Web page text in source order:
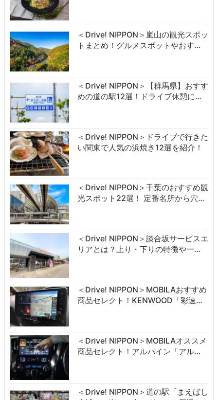
＜Drive! NIPPON＞嵐山の観光スポッ
トまとめ！グルメスポットやおす…
＜Drive! NIPPON＞【群馬県】おすす
めの道の駅12選！ドライブ休憩に…
＜Drive! NIPPON＞ドライブで行きた
い関東で人気の浜焼き12選を紹介！
＜Drive! NIPPON＞千葉のおすすめ観
光スポット22選！ 定番名所から穴…
＜Drive! NIPPON＞談合坂サービスエ
リアとは？上り・下りの特徴や一…
＜Drive! NIPPON＞MOBILAおすすめ
商品セレクト！KENWOOD「彩速…
＜Drive! NIPPON＞MOBILAオススメ
商品セレクト！アルパイン「アル…
＜Drive! NIPPON＞道の駅「まえばし